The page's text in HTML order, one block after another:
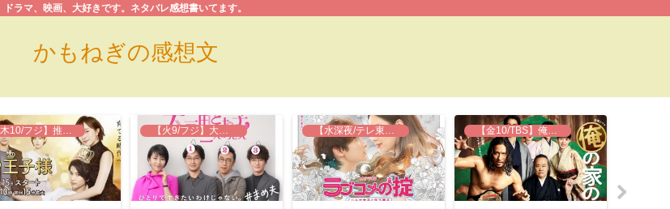
かもねぎの感想文
ドラマ、映画、大好きです。ネタバレ感想書いてます。
【水10/日テレ】恋です！ 【木10/フジ】知ってるワイフ 【月11/テレ東】夫よ、死んでくれないか 【水深夜/テレ東】ラブコメの掟